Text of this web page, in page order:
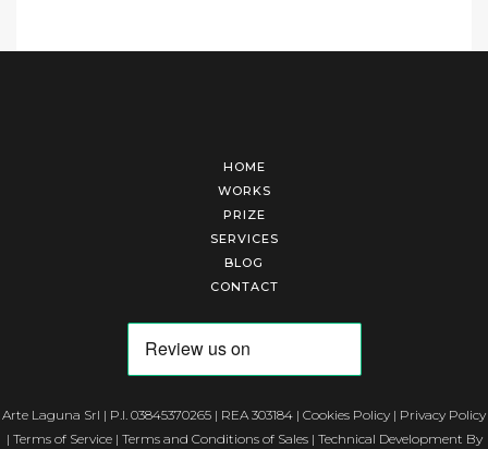
HOME
WORKS
PRIZE
SERVICES
BLOG
CONTACT
Arte Laguna Srl | P.I. 03845370265 | REA 303184 | Cookies Policy | Privacy Policy
| Terms of Service| Terms and Conditions of Sales| Technical Development By